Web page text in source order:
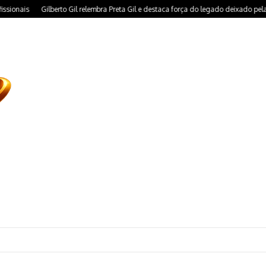
Gilberto Gil relembra Preta Gil e destaca força do legado deixado pela filha